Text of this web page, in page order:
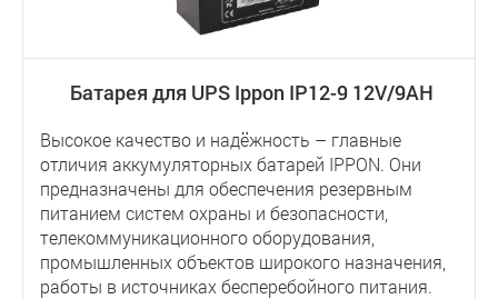
Батарея для UPS Ippon IP12-9 12V/9AH
Высокое качество и надёжность – главные
отличия аккумуляторных батарей IPPON. Они
предназначены для обеспечения резервным
питанием систем охраны и безопасности,
телекоммуникационного оборудования,
промышленных объектов широкого назначения,
работы в источниках бесперебойного питания.